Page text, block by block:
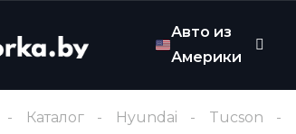
Авто из
Америки
Каталог Hyundai Tucson